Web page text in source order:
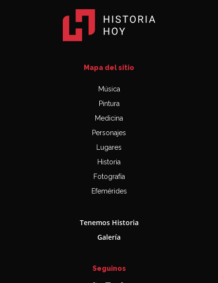
Mapa del sitio
Música
Pintura
Medicina
Personajes
Lugares
Historia
Fotografía
Efemérides
Tenemos Historia
Galería
Seguinos